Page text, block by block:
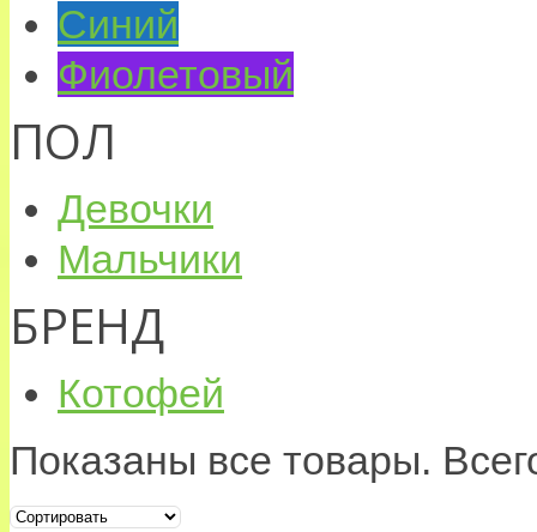
Синий
Фиолетовый
ПОЛ
Девочки
Мальчики
БРЕНД
Котофей
Показаны все товары.